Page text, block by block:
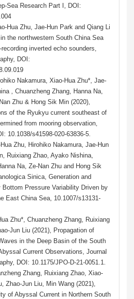
Sea Research Part I, DOI:
Hua Zhu, Jae-Hun Park and Qiang Li
the northwestern South China Sea
inverted echo sounders,
DOI:
Nakamura, Xiao-Hua Zhu*, Jae-
, Chuanzheng Zhang, Hanna Na,
Zhu & Hong Sik Min (2020),
of the Ryukyu current southeast of
from mooring observation,
10.1038/s41598-020-63836-5.
Zhu, Hirohiko Nakamura, Jae-Hun
Ruixiang Zhao, Ayako Nishina,
Na, Ze-Nan Zhu and Hong Sik
Sinica, Generation and
Bottom Pressure Variability Driven by
East China Sea, 10.1007/s13131-
Zhu*, Chuanzheng Zhang, Ruixiang
Jun Liu (2021), Propagation of
in the Deep Basin of the South
Current Observations, Journal
DOI: 10.1175/JPO-D-21-0051.1.
Zhang, Ruixiang Zhao, Xiao-
Zhao-Jun Liu, Min Wang (2021),
of Abyssal Current in Northern South